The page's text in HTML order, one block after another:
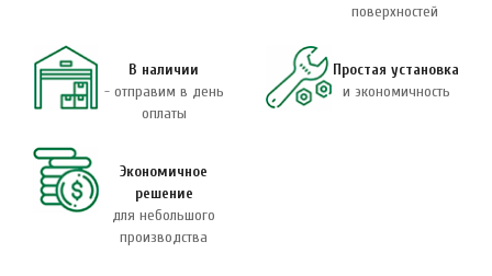
поверхностей
В наличии
- отправим в день
оплаты
Простая установка
и экономичность
Экономичное
решение
для небольшого
производства